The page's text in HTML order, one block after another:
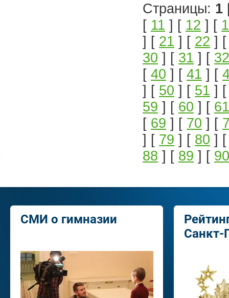
Страницы: 1
[ 11 ] [ 12 ] [
] [ 21 ] [ 22 ]
30 ] [ 31 ] [ 32
[ 40 ] [ 41 ] [
] [ 50 ] [ 51 ]
59 ] [ 60 ] [ 61
[ 69 ] [ 70 ] [
] [ 79 ] [ 80 ]
88 ] [ 89 ] [ 90
СМИ о гимназии
Санкт-